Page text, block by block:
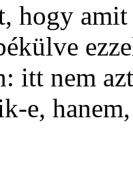
hogy amit
itt nem
e,